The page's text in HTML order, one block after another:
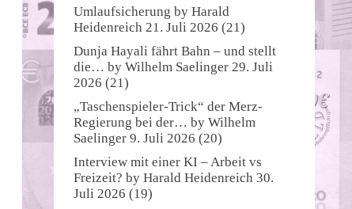
Umlaufsicherung by Harald
Heidenreich 21. Juli 2026 (21)
Dunja Hayali fährt Bahn – und stellt
die… by Wilhelm Saelinger 29. Juli
2026 (21)
„Taschenspieler-Trick“ der Merz-
Regierung bei der… by Wilhelm
Saelinger 9. Juli 2026 (20)
Interview mit einer KI – Arbeit vs
Freizeit? by Harald Heidenreich 30.
Juli 2026 (19)